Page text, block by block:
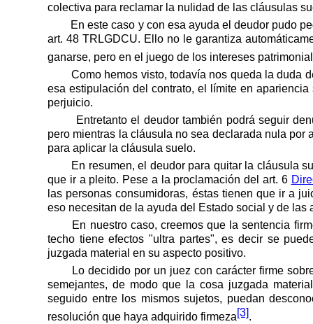
colectiva para reclamar la nulidad de las cláusulas
En este caso y con esa ayuda el deudor pudo
art. 48 TRLGDCU. Ello no le garantiza
ganarse, pero en el juego de los intereses
Como hemos visto, todavía nos queda la duda
esa estipulación del contrato, el límite en
perjuicio.
Entretanto el deudor también podrá seguir
pero mientras la cláusula no sea declarada nula
para aplicar la cláusula suelo.
En resumen, el deudor para quitar la cláusula
que ir a pleito. Pese a la proclamación del art. 6
las personas consumidoras, éstas tienen que ir a
eso necesitan de la ayuda del Estado social y de
En nuestro caso, creemos que la sentencia
techo tiene efectos "ultra partes", es decir se
juzgada material en su aspecto positivo.
Lo decidido por un juez con carácter firme
semejantes, de modo que la cosa juzgada
seguido entre los mismos sujetos, puedan
resolución que haya adquirido firmeza[3].